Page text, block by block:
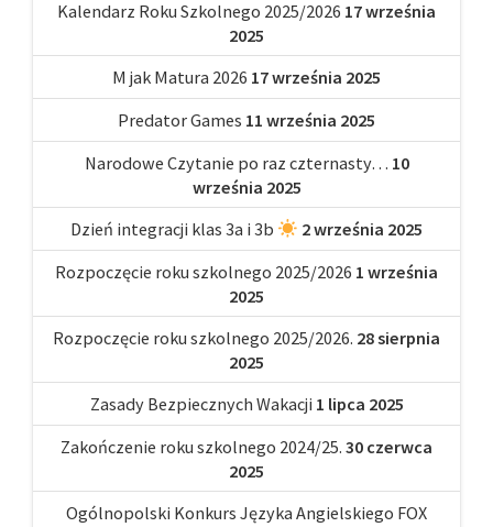
Kalendarz Roku Szkolnego 2025/2026 17 września
2025
M jak Matura 2026 17 września 2025
Predator Games 11 września 2025
Narodowe Czytanie po raz czternasty… 10
września 2025
Dzień integracji klas 3a i 3b
2 września 2025
Rozpoczęcie roku szkolnego 2025/2026 1 września
2025
Rozpoczęcie roku szkolnego 2025/2026. 28 sierpnia
2025
Zasady Bezpiecznych Wakacji 1 lipca 2025
Zakończenie roku szkolnego 2024/25. 30 czerwca
2025
Ogólnopolski Konkurs Języka Angielskiego FOX